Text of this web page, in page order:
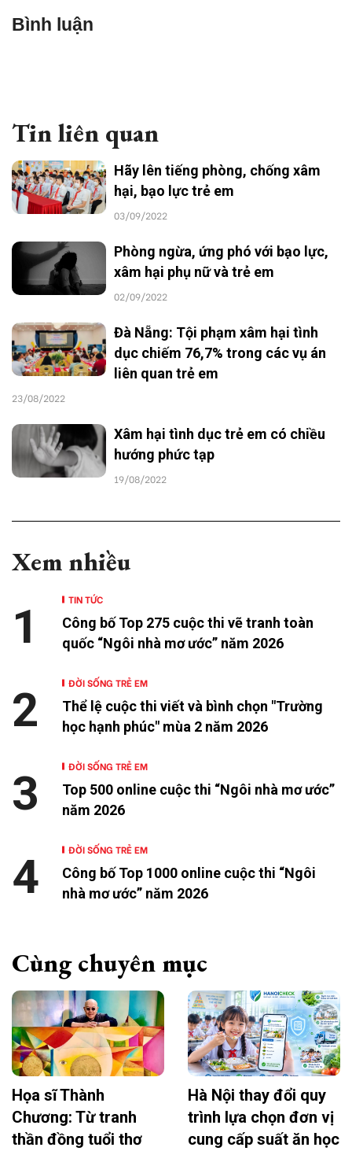
Bình luận
Tin liên quan
Hãy lên tiếng phòng, chống xâm
hại, bạo lực trẻ em
03/09/2022
Phòng ngừa, ứng phó với bạo lực,
xâm hại phụ nữ và trẻ em
02/09/2022
Đà Nẵng: Tội phạm xâm hại tình
dục chiếm 76,7% trong các vụ án
liên quan trẻ em
23/08/2022
Xâm hại tình dục trẻ em có chiều
hướng phức tạp
19/08/2022
Xem nhiều
TIN TỨC
Công bố Top 275 cuộc thi vẽ tranh toàn
quốc “Ngôi nhà mơ ước” năm 2026
1
ĐỜI SỐNG TRẺ EM
Thể lệ cuộc thi viết và bình chọn "Trường
học hạnh phúc" mùa 2 năm 2026
2
ĐỜI SỐNG TRẺ EM
Top 500 online cuộc thi “Ngôi nhà mơ ước”
năm 2026
3
ĐỜI SỐNG TRẺ EM
Công bố Top 1000 online cuộc thi “Ngôi
nhà mơ ước” năm 2026
4
Cùng chuyên mục
Họa sĩ Thành
Chương: Từ tranh
thần đồng tuổi thơ
Hà Nội thay đổi quy
trình lựa chọn đơn vị
cung cấp suất ăn học